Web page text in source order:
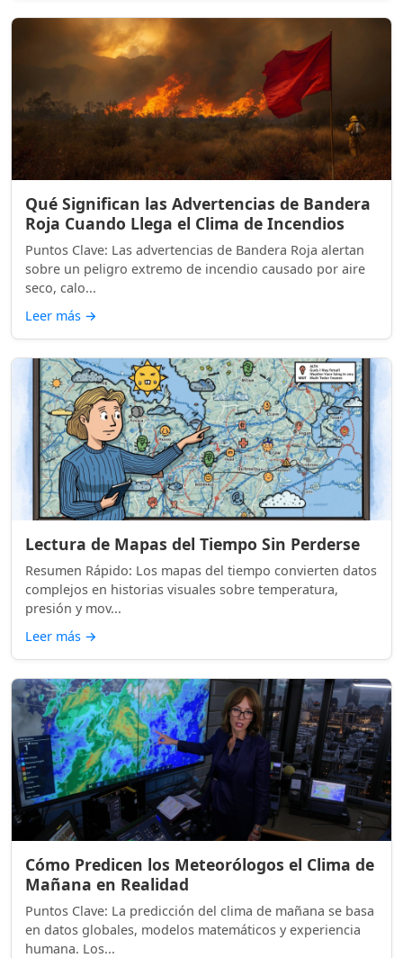
Qué Significan las Advertencias de Bandera
Roja Cuando Llega el Clima de Incendios
Puntos Clave: Las advertencias de Bandera Roja alertan
sobre un peligro extremo de incendio causado por aire
seco, calo...
Leer más →
Lectura de Mapas del Tiempo Sin Perderse
Resumen Rápido: Los mapas del tiempo convierten datos
complejos en historias visuales sobre temperatura,
presión y mov...
Leer más →
Cómo Predicen los Meteorólogos el Clima de
Mañana en Realidad
Puntos Clave: La predicción del clima de mañana se basa
en datos globales, modelos matemáticos y experiencia
humana. Los...